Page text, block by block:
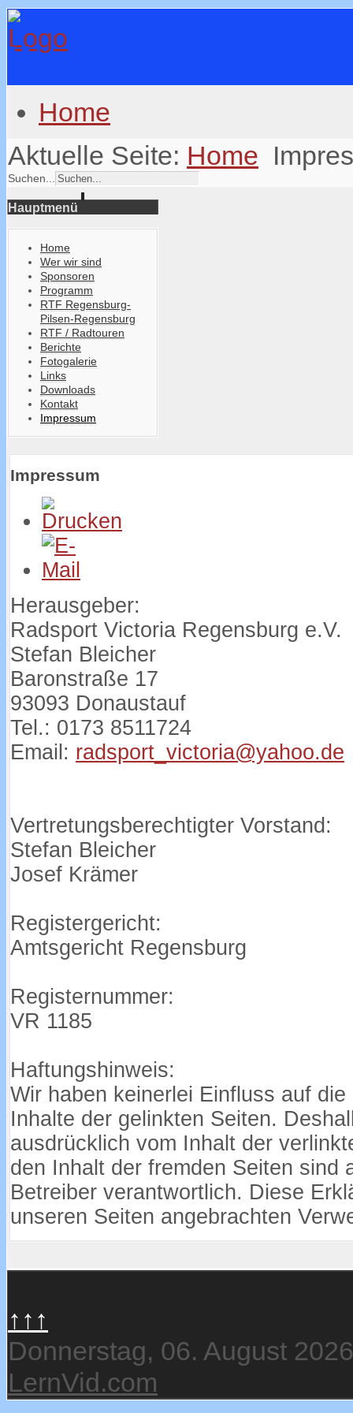
Home
Aktuelle Seite: Home
Suchen...
Hauptmenü
Home
Wer wir sind
Sponsoren
Programm
RTF Regensburg-
Pilsen-Regensburg
RTF / Radtouren
Berichte
Fotogalerie
Links
Downloads
Kontakt
Impressum
Impressum
Herausgeber:
Radsport Victoria Regensburg e.V.
Stefan Bleicher
Baronstraße 17
93093 Donaustauf
Tel.: 0173 8511724
Email: radsport_victoria@yahoo.de
Vertretungsberechtigter Vorstand:
Stefan Bleicher
Josef Krämer
Registergericht:
Amtsgericht Regensburg
Registernummer:
VR 1185
Haftungshinweis:
Wir haben keinerlei Einfluss auf
Inhalte der gelinkten Seiten.
ausdrücklich vom Inhalt der
den Inhalt der fremden Seiten sind
Betreiber verantwortlich. Diese
unseren Seiten angebrachten
↑↑↑
Donnerstag, 06. August 2026
LernVid.com